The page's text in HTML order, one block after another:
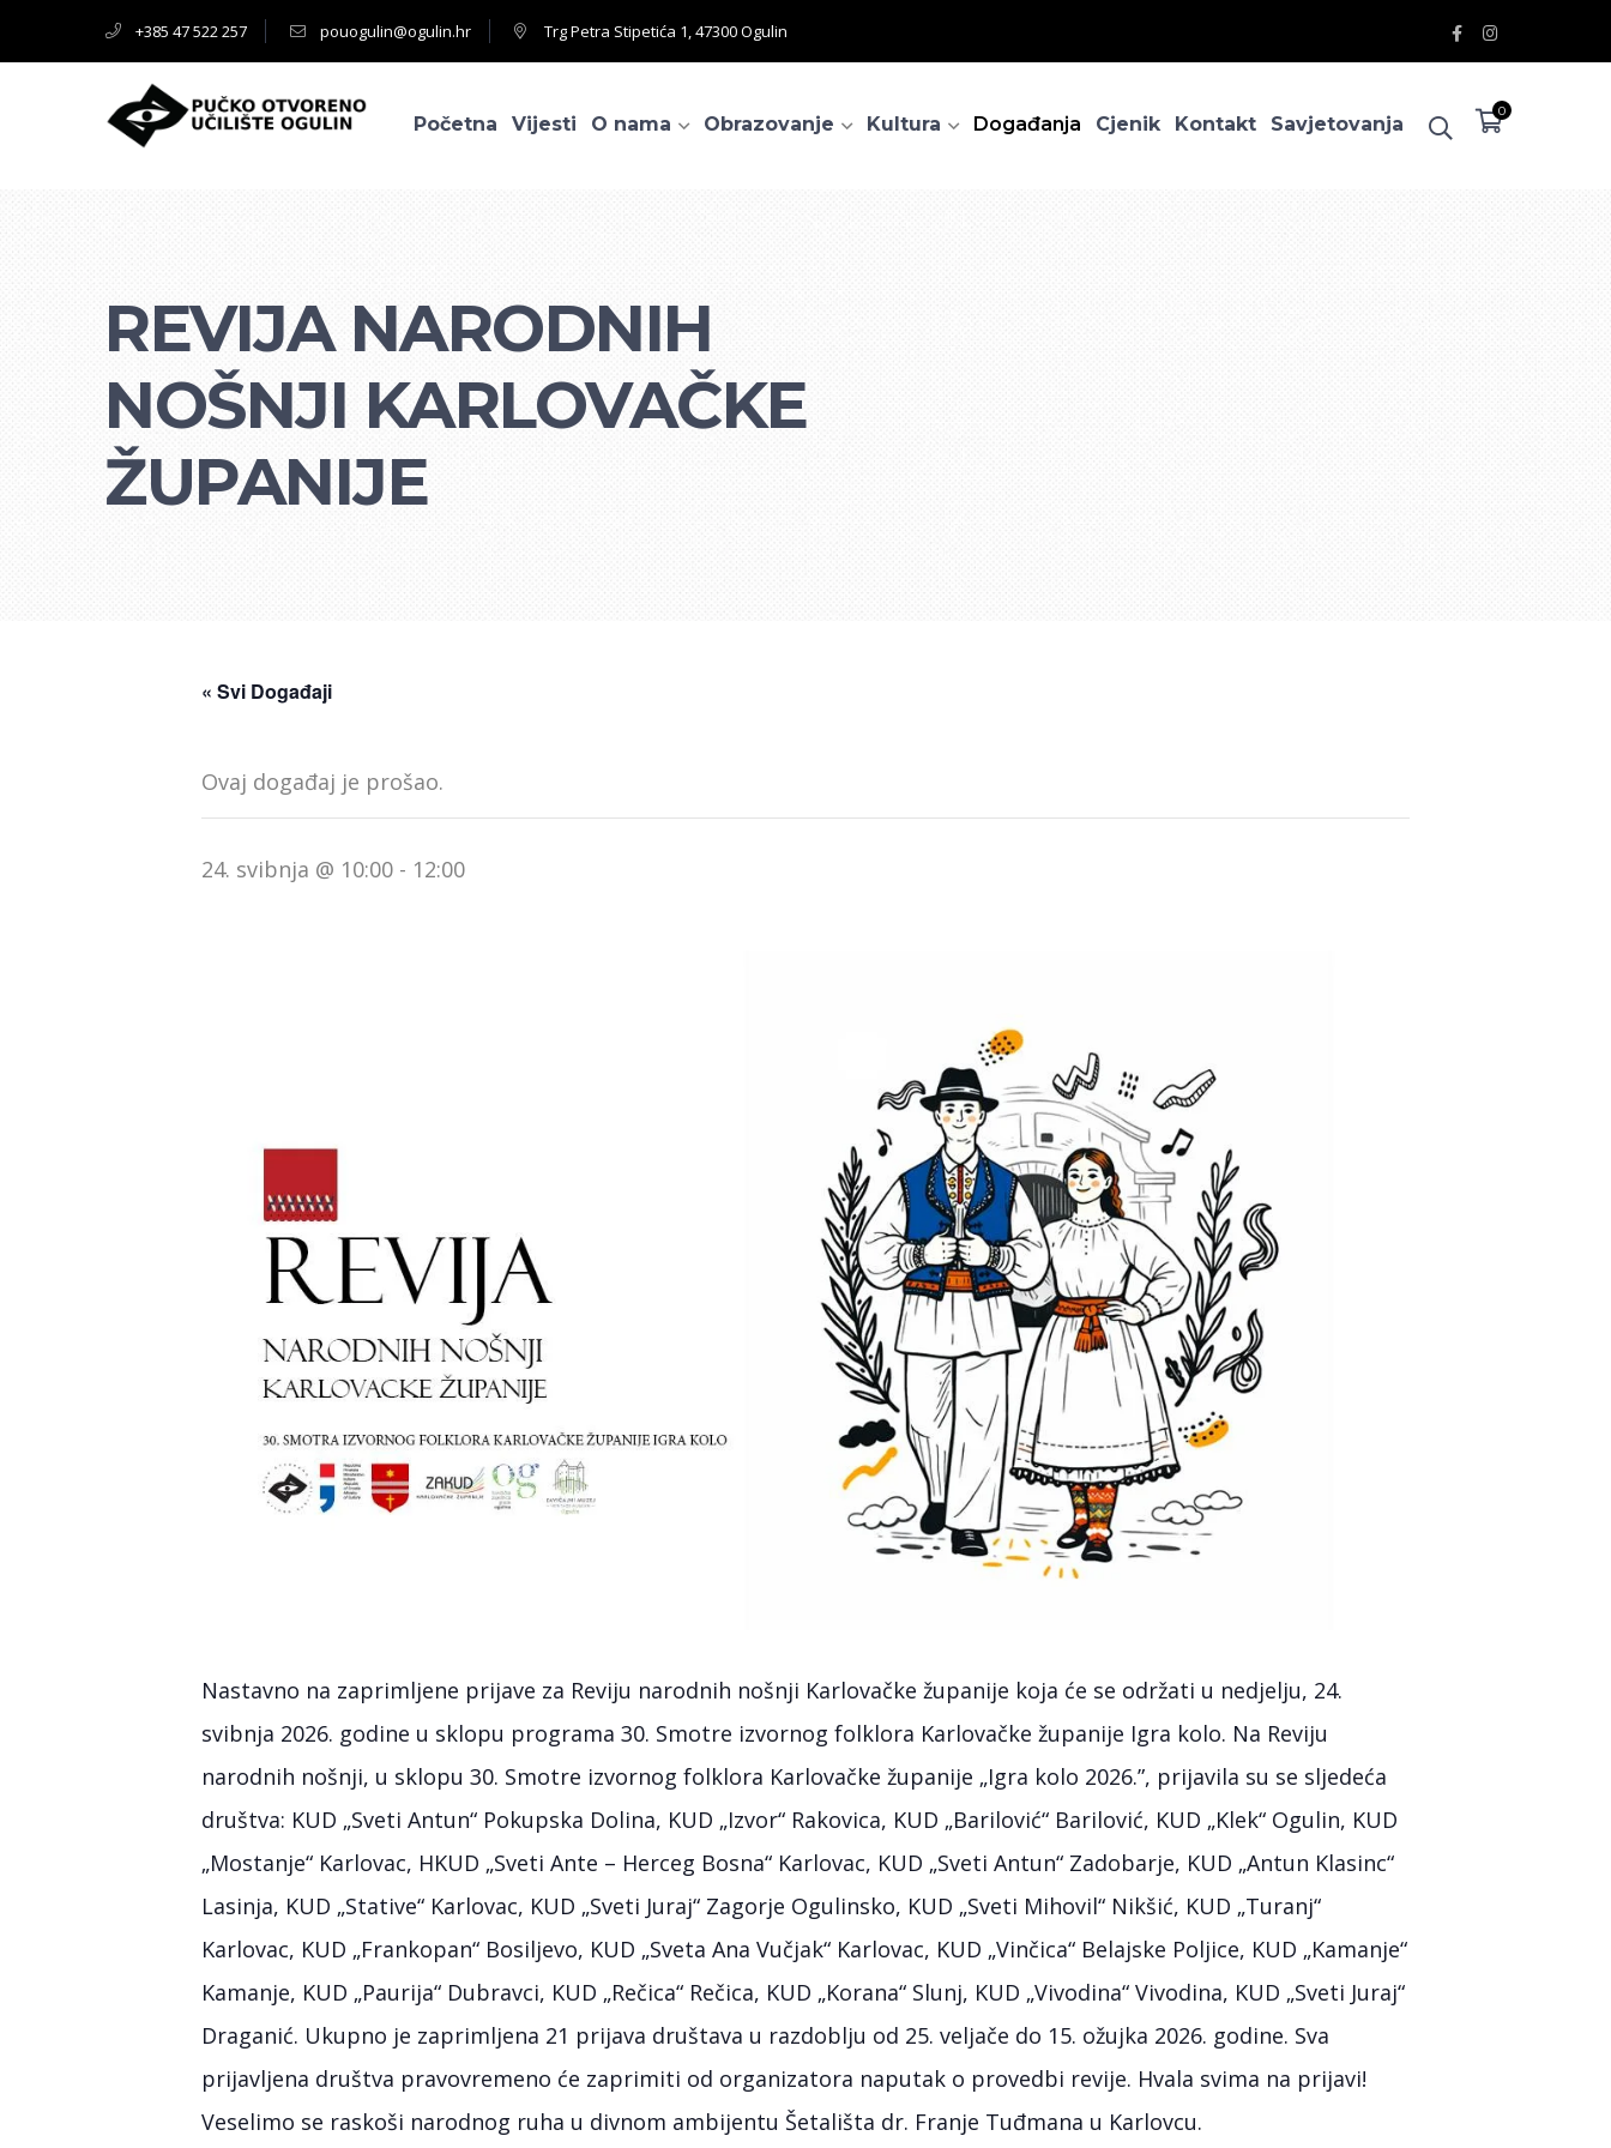
+385 47 522 257 pouogulin@ogulin.hr Trg Petra Stipetića 1, 47300 Ogulin
Facebook
Profile
Instagram
Profile
0
Početna Vijesti O nama Obrazovanje Kultura Događanja Cjenik Kontakt Savjetovanja
REVIJA NARODNIH
NOŠNJI KARLOVAČKE
ŽUPANIJE
« Svi Događaji
Ovaj događaj je prošao.
24. svibnja @ 10:00 - 12:00
Nastavno na zaprimljene prijave za Reviju narodnih nošnji Karlovačke županije koja će se održati u nedjelju, 24.
svibnja 2026. godine u sklopu programa 30. Smotre izvornog folklora Karlovačke županije Igra kolo. Na Reviju
narodnih nošnji, u sklopu 30. Smotre izvornog folklora Karlovačke županije „Igra kolo 2026.”, prijavila su se sljedeća
društva: KUD „Sveti Antun“ Pokupska Dolina, KUD „Izvor“ Rakovica, KUD „Barilović“ Barilović, KUD „Klek“ Ogulin, KUD
„Mostanje“ Karlovac, HKUD „Sveti Ante – Herceg Bosna“ Karlovac, KUD „Sveti Antun“ Zadobarje, KUD „Antun Klasinc“
Lasinja, KUD „Stative“ Karlovac, KUD „Sveti Juraj“ Zagorje Ogulinsko, KUD „Sveti Mihovil“ Nikšić, KUD „Turanj“
Karlovac, KUD „Frankopan“ Bosiljevo, KUD „Sveta Ana Vučjak“ Karlovac, KUD „Vinčica“ Belajske Poljice, KUD „Kamanje“
Kamanje, KUD „Paurija“ Dubravci, KUD „Rečica“ Rečica, KUD „Korana“ Slunj, KUD „Vivodina“ Vivodina, KUD „Sveti Juraj“
Draganić. Ukupno je zaprimljena 21 prijava društava u razdoblju od 25. veljače do 15. ožujka 2026. godine. Sva
prijavljena društva pravovremeno će zaprimiti od organizatora naputak o provedbi revije. Hvala svima na prijavi!
Veselimo se raskoši narodnog ruha u divnom ambijentu Šetališta dr. Franje Tuđmana u Karlovcu.